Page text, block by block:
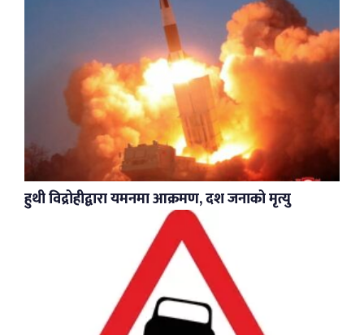
हुथी विद्रोहीद्वारा यमनमा आक्रमण, दश जनाको मृत्यु